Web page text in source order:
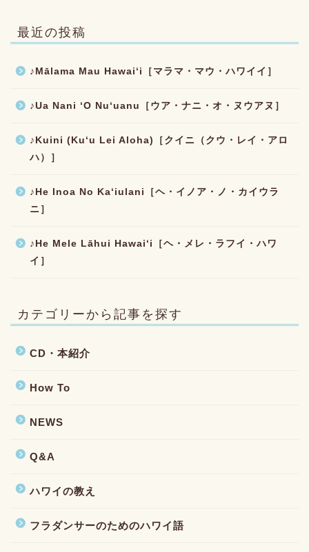
最近の投稿
♪Mālama Mau Hawaiʻi［マラマ・マウ・ハワイイ］
♪Ua Nani ʻO Nuʻuanu［ウア・ナニ・オ・ヌウアヌ］
♪Kuini (Kuʻu Lei Aloha)［クイニ（クウ・レイ・アロ
ハ）］
♪He Inoa No Kaʻiulani［ヘ・イノア・ノ・カイウラ
ニ］
♪He Mele Lāhui Hawaiʻi［ヘ・メレ・ラフイ・ハワ
イ］
カテゴリーから記事を探す
CD・本紹介
How To
NEWS
Q&A
ハワイの教え
フラダンサーのためのハワイ語